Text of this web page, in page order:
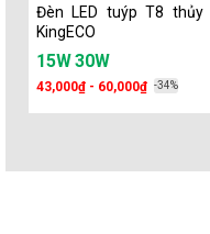
Đèn LED tuýp T8 thủy
KingECO
15W30W
43,000₫ - 60,000₫ -34%